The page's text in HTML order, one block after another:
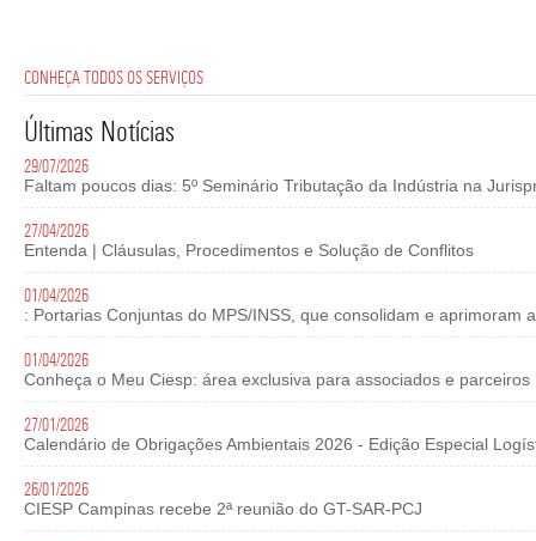
CONHEÇA TODOS OS SERVIÇOS
Últimas Notícias
29/07/2026
Faltam poucos dias: 5º Seminário Tributação da Indústria na
27/04/2026
Entenda | Cláusulas, Procedimentos e Solução de Conflitos
01/04/2026
: Portarias Conjuntas do MPS/INSS, que consolidam e aprimoram
01/04/2026
Conheça o Meu Ciesp: área exclusiva para associados e parceiros
27/01/2026
Calendário de Obrigações Ambientais 2026 - Edição Especial
26/01/2026
CIESP Campinas recebe 2ª reunião do GT-SAR-PCJ